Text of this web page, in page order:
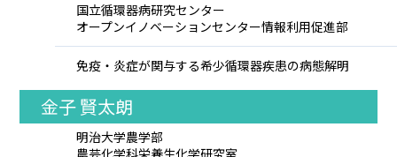
国立循環器病研究センター
オープンイノベーションセンター情報利用促進部
免疫・炎症が関与する希少循環器疾患の病態解明
金子 賢太朗
明治大学農学部